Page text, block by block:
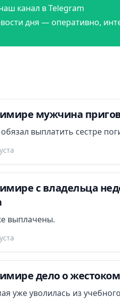
канал в Telegram
дня — оперативно,
мужчина
обязал выплатить сестре
с владельца
выплачены.
дело о
уже уволилась из